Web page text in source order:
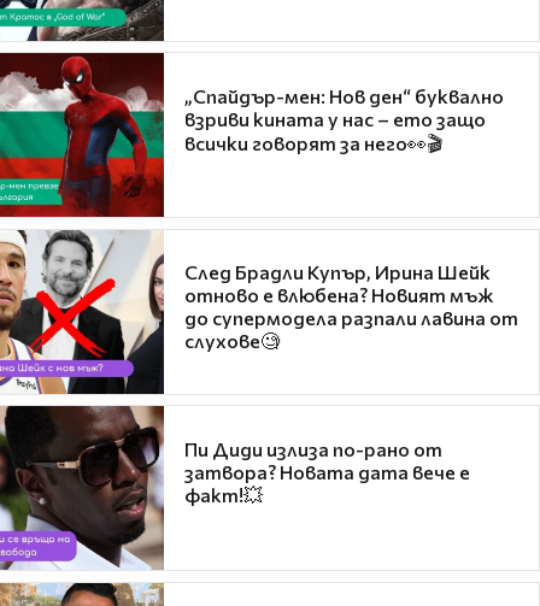
„Спайдър-мен: Нов ден“ буквално
взриви кината у нас – ето защо
всички говорят за него👀🎬
След Брадли Купър, Ирина Шейк
отново е влюбена? Новият мъж
до супермодела разпали лавина от
слухове🧐
Пи Диди излиза по-рано от
затвора? Новата дата вече е
факт!💥